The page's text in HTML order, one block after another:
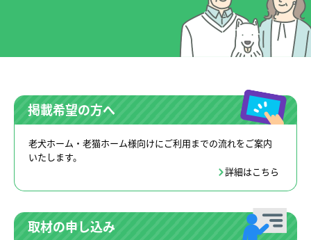
掲載希望の方へ
老犬ホーム・老猫ホーム様向けにご利用までの流れをご案内
いたします。
詳細はこちら
取材の申し込み